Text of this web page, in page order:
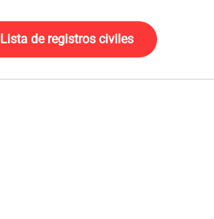
Lista de registros civiles